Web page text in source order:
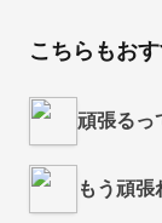
こちらもお
頑張るっ
もう頑